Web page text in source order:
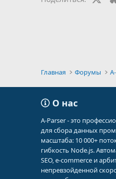
Главная Форумы
О нас
A-Parser - это
для сбора данных
масштаба: 10 000+
гибкость Node.js.
SEO, e-commerce и
непревзойденной